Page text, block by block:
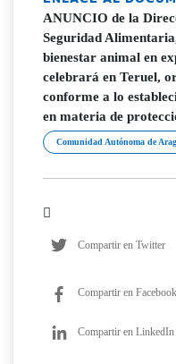
ANUNCIO de la
Seguridad
bienestar animal en
celebrará en Teruel,
conforme a lo
en materia de
Comunidad Autónoma de
Compartir en Twitter
Compartir en Facebook
Compartir en LinkedIn